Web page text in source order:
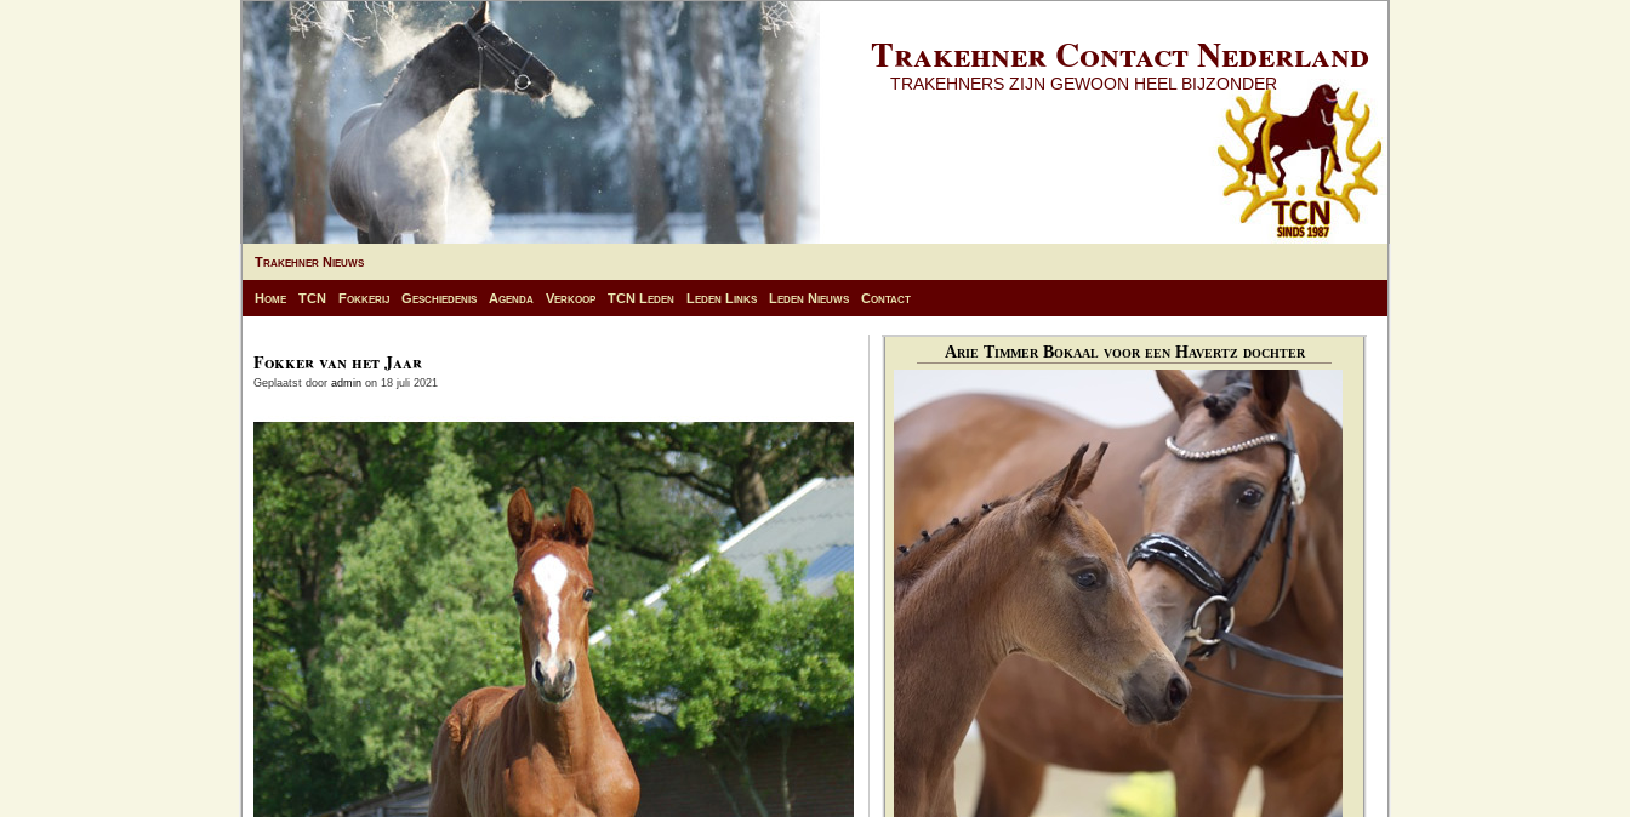
Trakehner Contact Nederland
TRAKEHNERS ZIJN GEWOON HEEL BIJZONDER
Trakehner Nieuws
Home TCN Fokkerij Geschiedenis Agenda Verkoop TCN Leden Leden Links Leden Nieuws Contact
Fokker van het Jaar
Geplaatst door admin on 18 juli 2021
Arie Timmer Bokaal voor een Havertz dochter